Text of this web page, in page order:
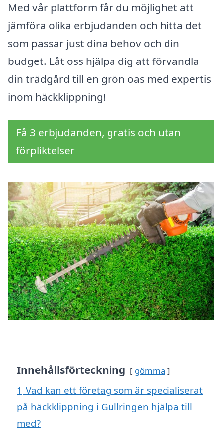
Med vår plattform får du möjlighet att
jämföra olika erbjudanden och hitta det
som passar just dina behov och din
budget. Låt oss hjälpa dig att förvandla
din trädgård till en grön oas med expertis
inom häckklippning!
Få 3 erbjudanden, gratis och utan
förpliktelser
Innehållsförteckning gömma
1 Vad kan ett företag som är specialiserat
på häckklippning i Gullringen hjälpa till
med?